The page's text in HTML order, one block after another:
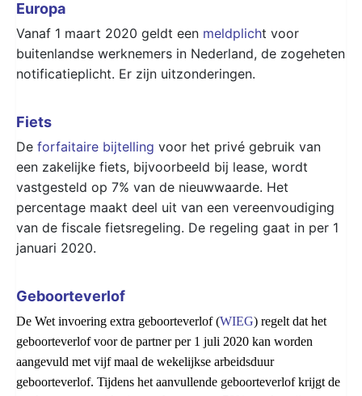
Europa
Vanaf 1 maart 2020 geldt een meldplicht voor
buitenlandse werknemers in Nederland, de zogeheten
notificatieplicht. Er zijn uitzonderingen.
Fiets
De forfaitaire bijtelling voor het privé gebruik van
een zakelijke fiets, bijvoorbeeld bij lease, wordt
vastgesteld op 7% van de nieuwwaarde. Het
percentage maakt deel uit van een vereenvoudiging
van de fiscale fietsregeling. De regeling gaat in per 1
januari 2020.
Geboorteverlof
De Wet invoering extra geboorteverlof (WIEG) regelt dat het
geboorteverlof voor de partner per 1 juli 2020 kan worden
aangevuld met vijf maal de wekelijkse arbeidsduur
geboorteverlof. Tijdens het aanvullende geboorteverlof krijgt de